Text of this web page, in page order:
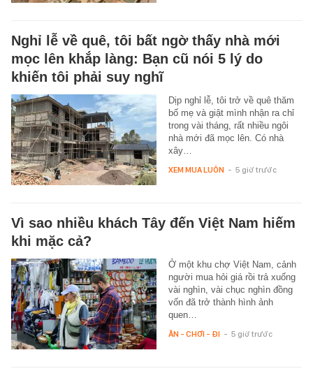
Nghỉ lễ về quê, tôi bất ngờ thấy nhà mới
mọc lên khắp làng: Bạn cũ nói 5 lý do
khiến tôi phải suy nghĩ
Dịp nghỉ lễ, tôi trở về quê thăm
bố mẹ và giật mình nhận ra chỉ
trong vài tháng, rất nhiều ngôi
nhà mới đã mọc lên. Có nhà
xây…
XEM MUA LUÔN - 5 giờ trước
Vì sao nhiều khách Tây đến Việt Nam hiếm
khi mặc cả?
Ở một khu chợ Việt Nam, cảnh
người mua hỏi giá rồi trả xuống
vài nghìn, vài chục nghìn đồng
vốn đã trở thành hình ảnh
quen…
ĂN - CHƠI - ĐI - 5 giờ trước